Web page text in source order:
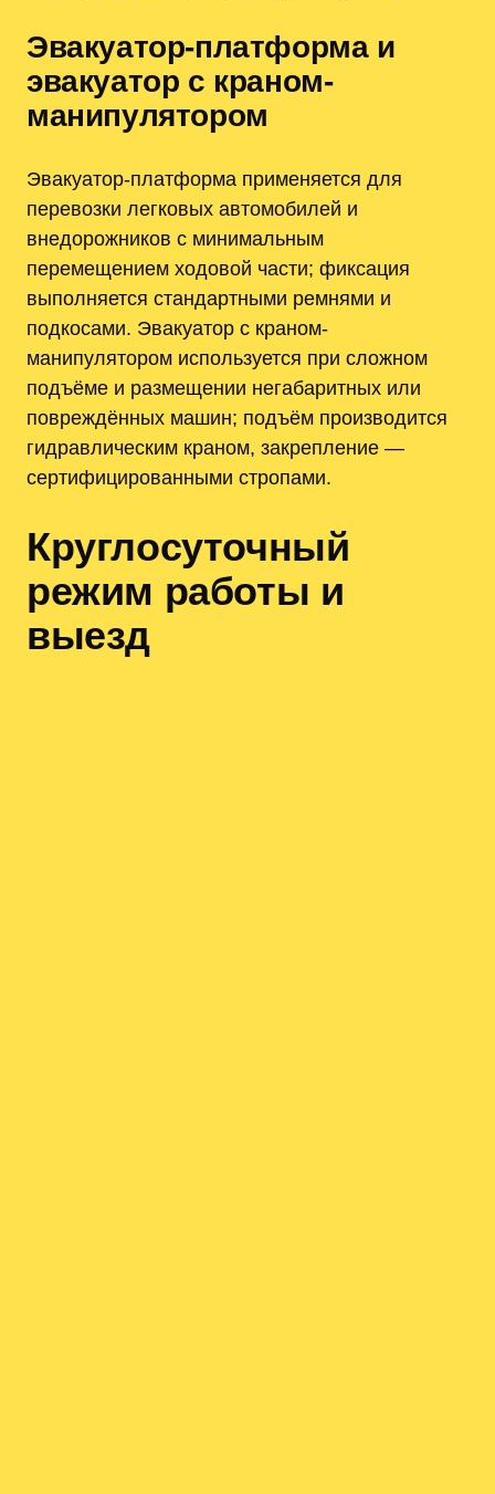
Эвакуатор-платформа и
эвакуатор с краном-
манипулятором
Эвакуатор-платформа применяется для
перевозки легковых автомобилей и
внедорожников с минимальным
перемещением ходовой части; фиксация
выполняется стандартными ремнями и
подкосами. Эвакуатор с краном-
манипулятором используется при сложном
подъёме и размещении негабаритных или
повреждённых машин; подъём производится
гидравлическим краном, закрепление —
сертифицированными стропами.
Круглосуточный
режим работы и
выезд